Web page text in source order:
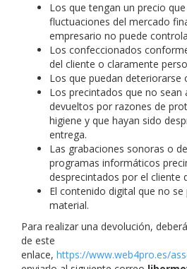
Los que tengan un precio
fluctuaciones del mercado
empresario no puede
Los confeccionados
del cliente o claramente
Los que puedan deteriorarse
Los precintados que no sean
devueltos por razones de
higiene y que hayan sido
entrega.
Las grabaciones sonoras o
programas informáticos
desprecintados por el cliente
El contenido digital que no
material.
Para realizar una devolución,
de este
enlace, https://www.web4pro.es/